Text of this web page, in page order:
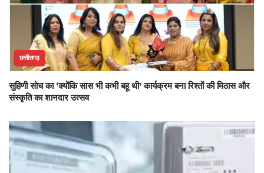
छत्तीसगढ़
सुहिणी सोच का ‘क्योंकि सास भी कभी बहू थी’ कार्यक्रम बना रिश्तों की मिठास और
संस्कृति का शानदार उत्सव